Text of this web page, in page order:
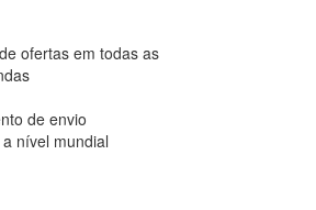
ofertas em todas as
de envio
a nível mundial